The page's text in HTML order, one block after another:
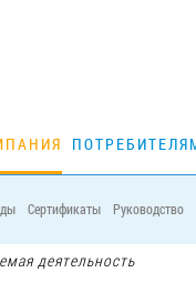
Сертификаты Руководство
деятельность